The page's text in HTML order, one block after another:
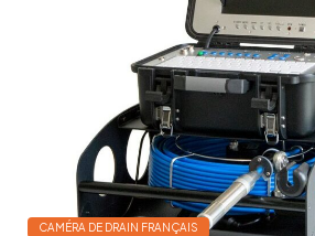
CAMÉRA DE DRAIN FRANÇAIS